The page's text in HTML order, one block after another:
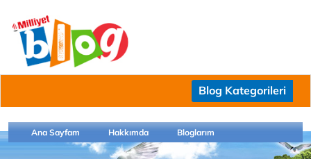
Blog Kategorileri
Ana Sayfam Hakkımda Bloglarım